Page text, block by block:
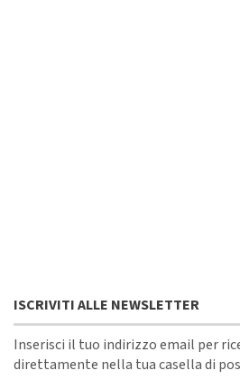
ISCRIVITI ALLE NEWSLETTER
Inserisci il tuo indirizzo email per
direttamente nella tua casella di